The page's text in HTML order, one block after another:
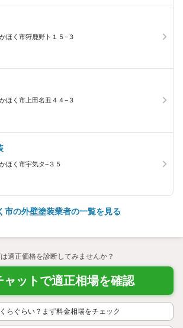
ほく市狩鹿野ト１５−３
ほく市上田名丑４４−３
ほく市宇気タ−３５
市の外壁塗装業者の一覧を見る
は適正価格を診断してみませんか？
ャットで適正相場を確認
らぐらい？まず料金相場をチェック